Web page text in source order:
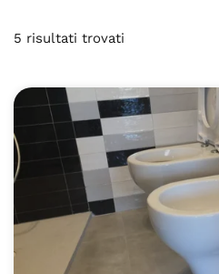
5 risultati trovati